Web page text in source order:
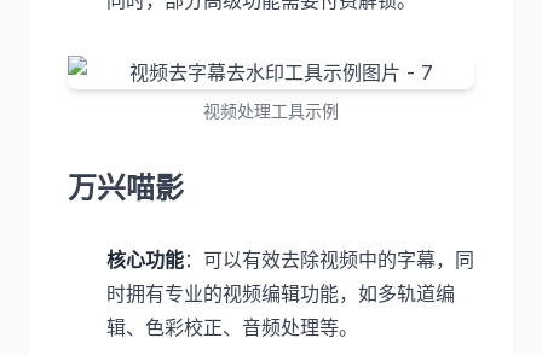
视频处理工具示例
万兴喵影
核心功能：可以有效去除视频中的字幕，同
时拥有专业的视频编辑功能，如多轨道编
辑、色彩校正、音频处理等。